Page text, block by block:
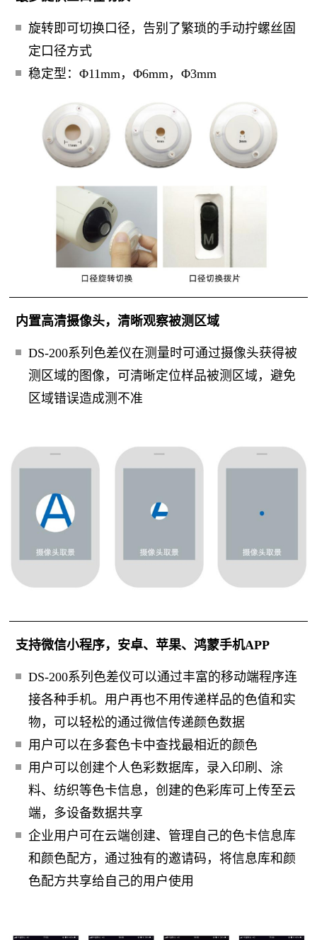
旋转即可切换口径，告别了繁琐的手动拧螺丝固
定口径方式
稳定型：Φ11mm，Φ6mm，Φ3mm
内置高清摄像头，清晰观察被测区域
DS-200系列色差仪在测量时可通过摄像头获得被
测区域的图像，可清晰定位样品被测区域，避免
区域错误造成测不准
支持微信小程序，安卓、苹果、鸿蒙手机APP
DS-200系列色差仪可以通过丰富的移动端程序连
接各种手机。用户再也不用传递样品的色值和实
物，可以轻松的通过微信传递颜色数据
用户可以在多套色卡中查找最相近的颜色
用户可以创建个人色彩数据库，录入印刷、涂
料、纺织等色卡信息，创建的色彩库可上传至云
端，多设备数据共享
企业用户可在云端创建、管理自己的色卡信息库
和颜色配方，通过独有的邀请码，将信息库和颜
色配方共享给自己的用户使用